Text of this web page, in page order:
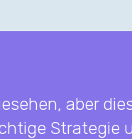
aber
Strategie